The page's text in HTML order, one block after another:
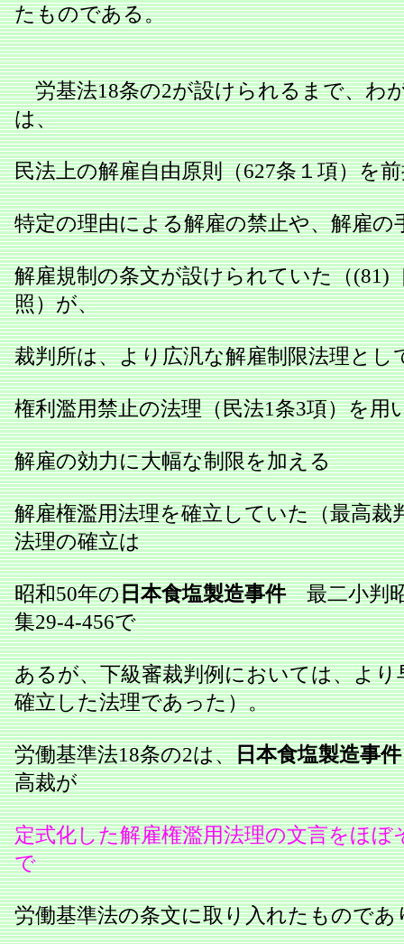
たものである。
労基法18条の2が設けられるまで、わ
は、
民法上の解雇自由原則（627条１項）を
特定の理由による解雇の禁止や、解雇の
解雇規制の条文が設けられていた（(81)
照）が、
裁判所は、より広汎な解雇制限法理とし
権利濫用禁止の法理（民法1条3項）を用
解雇の効力に大幅な制限を加える
解雇権濫用法理を確立していた（最高裁
法理の確立は
昭和50年の日本食塩製造事件最二小判
集29‐4‐456で
あるが、下級審裁判例においては、より
確立した法理であった）。
労働基準法18条の2は、日本食塩製造事件
高裁が
定式化した解雇権濫用法理の文言をほぼ
で
労働基準法の条文に取り入れたものであ